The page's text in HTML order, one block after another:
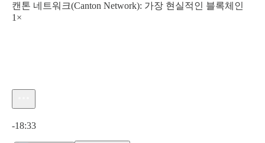
캔톤 네트워크(Canton Network): 가장 현실적인 블록체인
1×
-18:33